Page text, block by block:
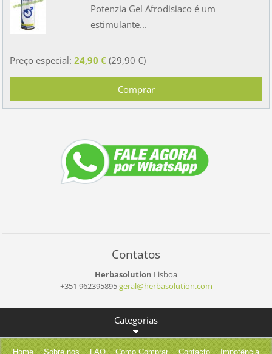
Potenzia Gel Afrodisiaco é um
estimulante...
Preço especial: 24,90 €(29,90 €)
Contatos
Herbasolution Lisboa
+351 962395895geral@herbasolution.com
Categorias
Home Sobre nós FAQ Como Comprar Contacto Impotência